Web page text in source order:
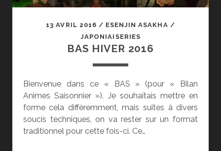
13 AVRIL 2016 / ESENJIN ASAKHA /
JAPONIAISERIES
BAS HIVER 2016
Bienvenue dans ce « BAS » (pour « Bilan
Animes Saisonnier »). Je souhaitais mettre en
forme cela différemment, mais suites à divers
soucis techniques, on va rester sur un format
traditionnel pour cette fois-ci. Ce…